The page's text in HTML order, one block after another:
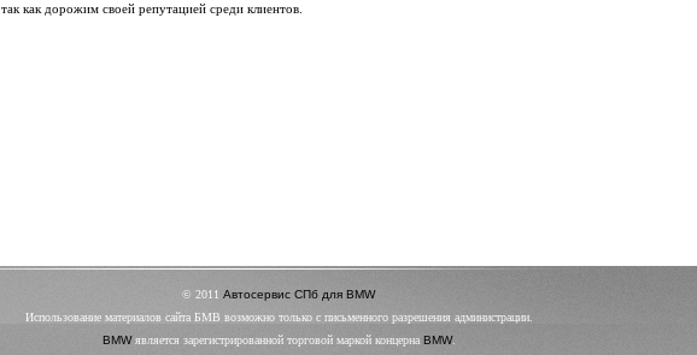
так как дорожим своей репутацией среди клиентов.
© 2011 Автосервис СПб для BMW
Использование материалов сайта БМВ возможно только с письменного разрешения администрации.
BMWявляется зарегистрированной торговой маркой концерна BMW.